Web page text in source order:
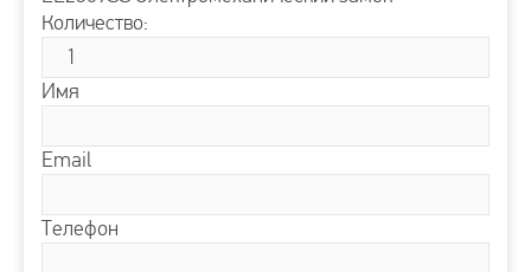
Количество:
Имя
Email
Телефон